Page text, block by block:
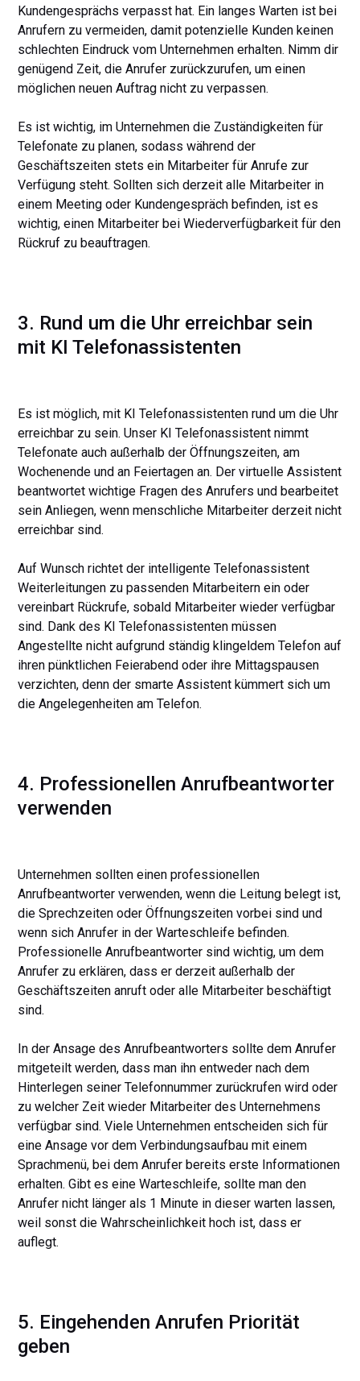
Kundengesprächs verpasst hat. Ein langes Warten ist bei
Anrufern zu vermeiden, damit potenzielle Kunden keinen
schlechten Eindruck vom Unternehmen erhalten. Nimm dir
genügend Zeit, die Anrufer zurückzurufen, um einen
möglichen neuen Auftrag nicht zu verpassen.
Es ist wichtig, im Unternehmen die Zuständigkeiten für
Telefonate zu planen, sodass während der
Geschäftszeiten stets ein Mitarbeiter für Anrufe zur
Verfügung steht. Sollten sich derzeit alle Mitarbeiter in
einem Meeting oder Kundengespräch befinden, ist es
wichtig, einen Mitarbeiter bei Wiederverfügbarkeit für den
Rückruf zu beauftragen.
3. Rund um die Uhr erreichbar sein
mit KI Telefonassistenten
Es ist möglich, mit KI Telefonassistenten rund um die Uhr
erreichbar zu sein. Unser KI Telefonassistent nimmt
Telefonate auch außerhalb der Öffnungszeiten, am
Wochenende und an Feiertagen an. Der virtuelle Assistent
beantwortet wichtige Fragen des Anrufers und bearbeitet
sein Anliegen, wenn menschliche Mitarbeiter derzeit nicht
erreichbar sind.
Auf Wunsch richtet der intelligente Telefonassistent
Weiterleitungen zu passenden Mitarbeitern ein oder
vereinbart Rückrufe, sobald Mitarbeiter wieder verfügbar
sind. Dank des KI Telefonassistenten müssen
Angestellte nicht aufgrund ständig klingeldem Telefon auf
ihren pünktlichen Feierabend oder ihre Mittagspausen
verzichten, denn der smarte Assistent kümmert sich um
die Angelegenheiten am Telefon.
4. Professionellen Anrufbeantworter
verwenden
Unternehmen sollten einen professionellen
Anrufbeantworter verwenden, wenn die Leitung belegt ist,
die Sprechzeiten oder Öffnungszeiten vorbei sind und
wenn sich Anrufer in der Warteschleife befinden.
Professionelle Anrufbeantworter sind wichtig, um dem
Anrufer zu erklären, dass er derzeit außerhalb der
Geschäftszeiten anruft oder alle Mitarbeiter beschäftigt
sind.
In der Ansage des Anrufbeantworters sollte dem Anrufer
mitgeteilt werden, dass man ihn entweder nach dem
Hinterlegen seiner Telefonnummer zurückrufen wird oder
zu welcher Zeit wieder Mitarbeiter des Unternehmens
verfügbar sind. Viele Unternehmen entscheiden sich für
eine Ansage vor dem Verbindungsaufbau mit einem
Sprachmenü, bei dem Anrufer bereits erste Informationen
erhalten. Gibt es eine Warteschleife, sollte man den
Anrufer nicht länger als 1 Minute in dieser warten lassen,
weil sonst die Wahrscheinlichkeit hoch ist, dass er
auflegt.
5. Eingehenden Anrufen Priorität
geben